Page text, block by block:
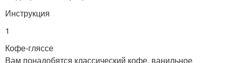
Инструкция
1
Кофе-гляссе
Вам понадобятся классический кофе, ванильное